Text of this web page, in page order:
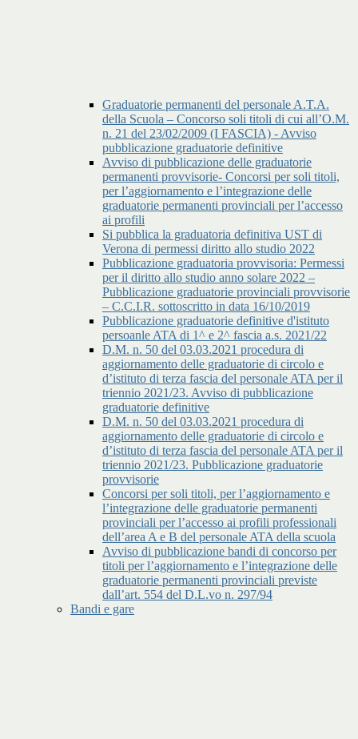
Graduatorie permanenti del personale A.T.A.
della Scuola – Concorso soli titoli di cui all’O.M.
n. 21 del 23/02/2009 (I FASCIA) - Avviso
pubblicazione graduatorie definitive
Avviso di pubblicazione delle graduatorie
permanenti provvisorie- Concorsi per soli titoli,
per l’aggiornamento e l’integrazione delle
graduatorie permanenti provinciali per l’accesso
ai profili
Si pubblica la graduatoria definitiva UST di
Verona di permessi diritto allo studio 2022
Pubblicazione graduatoria provvisoria: Permessi
per il diritto allo studio anno solare 2022 –
Pubblicazione graduatorie provinciali provvisorie
– C.C.I.R. sottoscritto in data 16/10/2019
Pubblicazione graduatorie definitive d'istituto
persoanle ATA di 1^ e 2^ fascia a.s. 2021/22
D.M. n. 50 del 03.03.2021 procedura di
aggiornamento delle graduatorie di circolo e
d’istituto di terza fascia del personale ATA per il
triennio 2021/23. Avviso di pubblicazione
graduatorie definitive
D.M. n. 50 del 03.03.2021 procedura di
aggiornamento delle graduatorie di circolo e
d’istituto di terza fascia del personale ATA per il
triennio 2021/23. Pubblicazione graduatorie
provvisorie
Concorsi per soli titoli, per l’aggiornamento e
l’integrazione delle graduatorie permanenti
provinciali per l’accesso ai profili professionali
dell’area A e B del personale ATA della scuola
Avviso di pubblicazione bandi di concorso per
titoli per l’aggiornamento e l’integrazione delle
graduatorie permanenti provinciali previste
dall’art. 554 del D.L.vo n. 297/94
Bandi e gare